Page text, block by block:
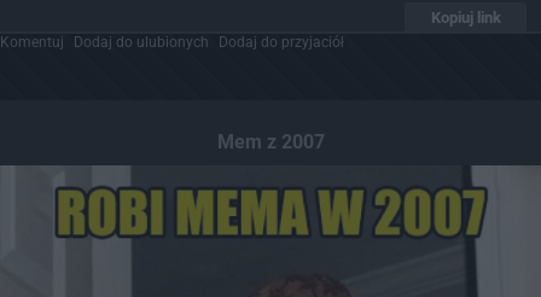
Kopiuj link
Komentuj Dodaj do ulubionych Dodaj do przyjaciół
Mem z 2007